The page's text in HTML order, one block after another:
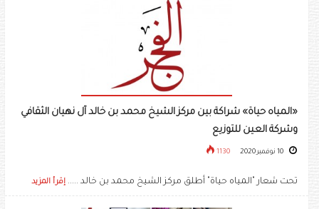
«المياه حياة» شراكة بين مركز الشيخ محمد بن خالد آل نهيان الثقافي
وشركة العين للتوزيع
1130
تحت شعار "المياه حياة" أطلق مركز الشيخ محمد بن خالد ..... إقرأ المزيد